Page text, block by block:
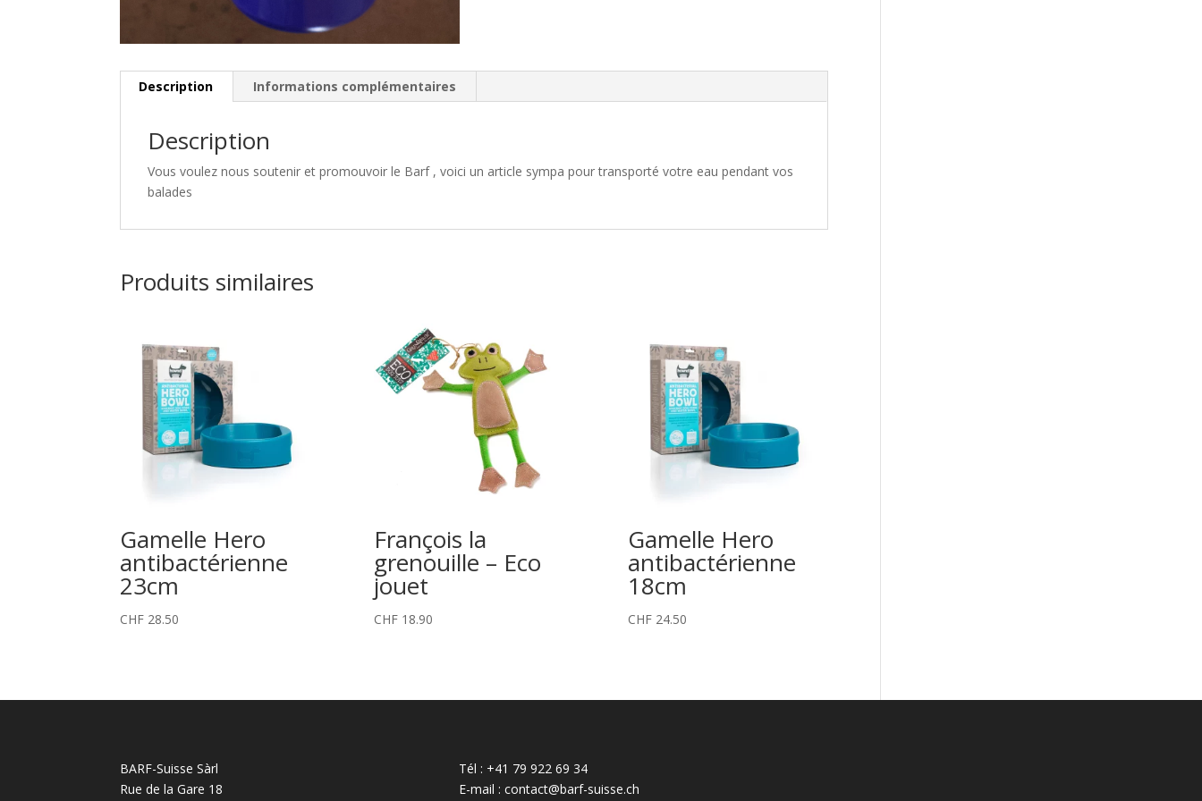
Description Informations complémentaires
Description
Vous voulez nous soutenir et promouvoir le Barf , voici un article sympa pour transporté votre eau pendant vos
balades
Produits similaires
Gamelle Hero
antibactérienne
23cm
CHF 28.50
François la
grenouille – Eco
jouet
CHF18.90
Gamelle Hero
antibactérienne
18cm
CHF24.50
BARF-Suisse Sàrl
Rue de la Gare 18
Tél : +41 79 922 69 34
E-mail : contact@barf-suisse.ch